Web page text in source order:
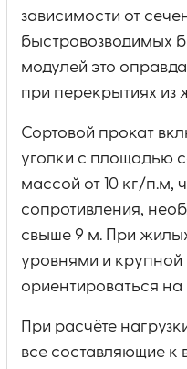
зависимости от
быстровозводимых
модулей это
при перекрытиях из
Сортовой прокат
уголки с площадью
массой от 10 кг/п.м,
сопротивления,
свыше 9 м. При
уровнями и крупной
ориентироваться на
При расчёте
все составляющие к